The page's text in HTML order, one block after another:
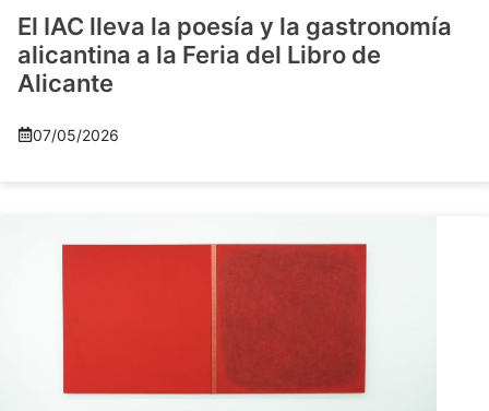
El IAC lleva la poesía y la gastronomía
alicantina a la Feria del Libro de
Alicante
07/05/2026